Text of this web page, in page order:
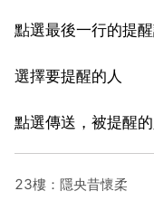
點選最後一行的提
選擇要提醒的人
點選傳送，被提醒
23樓：隱央昔懷柔